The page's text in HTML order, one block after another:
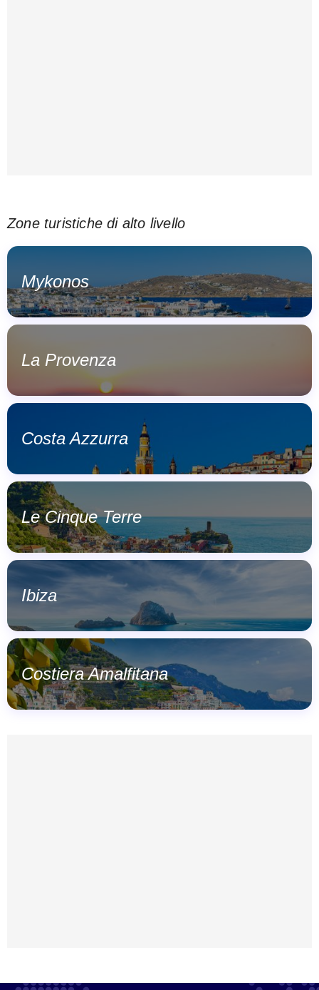
Zone turistiche di alto livello
Mykonos
La Provenza
Costa Azzurra
Le Cinque Terre
Ibiza
Costiera Amalfitana